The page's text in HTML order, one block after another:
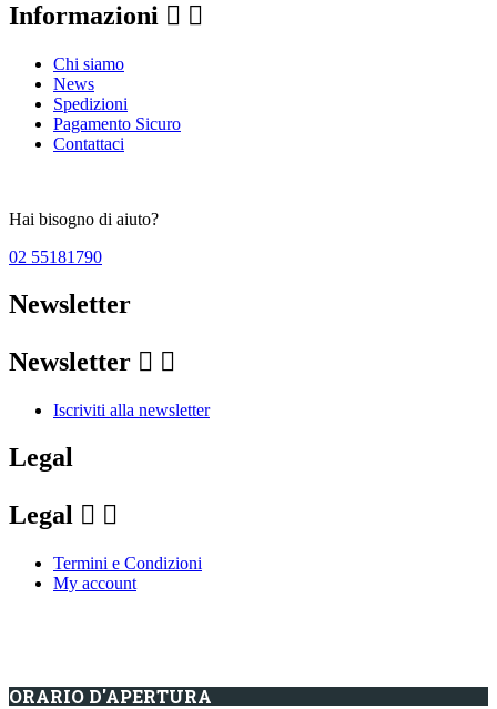
Informazioni  
Chi siamo
News
Spedizioni
Pagamento Sicuro
Contattaci
Hai bisogno di aiuto?
02 55181790
Newsletter
Newsletter  
Iscriviti alla newsletter
Legal
Legal  
Termini e Condizioni
My account
ORARIO D'APERTURA